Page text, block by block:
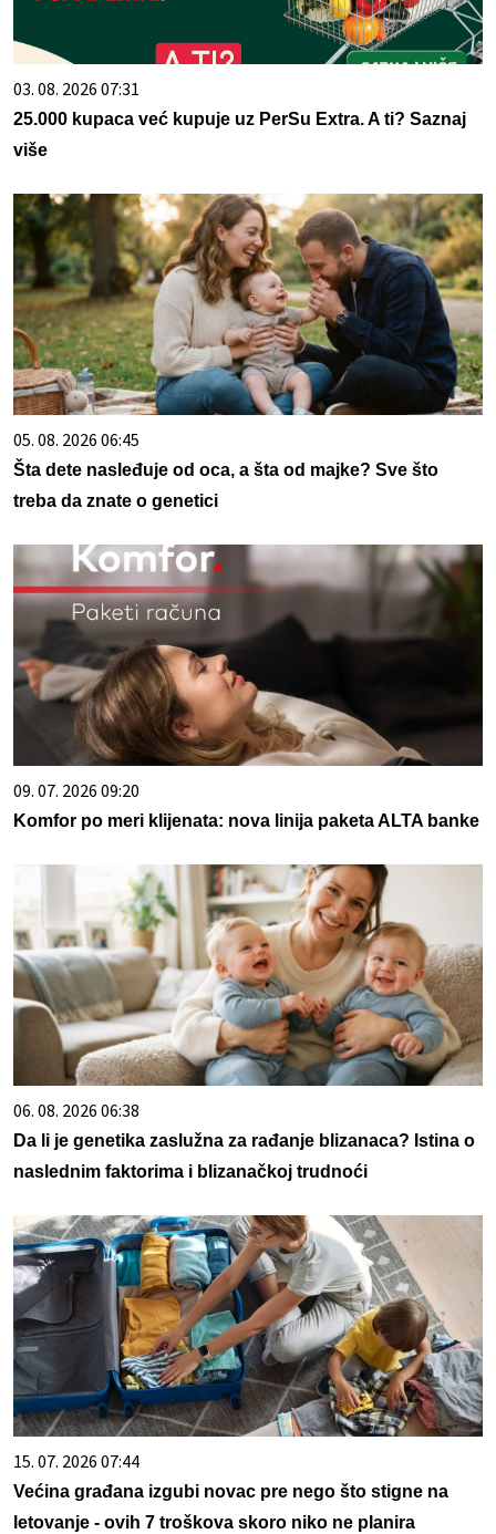
03. 08. 2026 07:31
25.000 kupaca već kupuje uz PerSu Extra. A ti? Saznaj
više
05. 08. 2026 06:45
Šta dete nasleđuje od oca, a šta od majke? Sve što
treba da znate o genetici
09. 07. 2026 09:20
Komfor po meri klijenata: nova linija paketa ALTA banke
06. 08. 2026 06:38
Da li je genetika zaslužna za rađanje blizanaca? Istina o
naslednim faktorima i blizanačkoj trudnoći
15. 07. 2026 07:44
Većina građana izgubi novac pre nego što stigne na
letovanje - ovih 7 troškova skoro niko ne planira